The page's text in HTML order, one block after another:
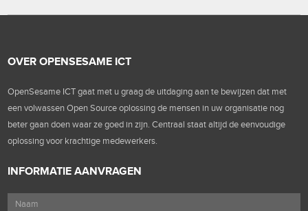
OVER OPENSESAME ICT
OpenSesame ICT gaat met u graag de uitdaging aan te bewijzen dat met
een volwassen Open Source oplossing de mensen in uw organisatie nog
beter gaan doen waar ze goed in zijn. Centraal staat altijd de eenvoudige
oplossing voor krachtige medewerkers.
INFORMATIE AANVRAGEN